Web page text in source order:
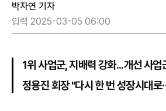
박자연 기자
입력 2025-03-05 06:00
1위 사업군, 지배력 강화...개선 사업
정용진 회장 "다시 한 번 성장시대